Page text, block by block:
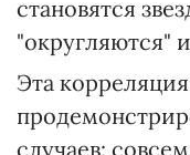
становятся
"округляются"
Эта
случаев: